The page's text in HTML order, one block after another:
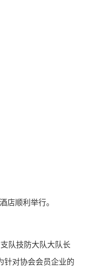
店顺利举行。
队技防大队大队长
针对协会会员企业的